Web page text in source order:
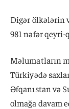
Digər ölkələrin
981 nəfər
Məlumatların
Türkiyədə
Əfqanıstan və
olmağa davam